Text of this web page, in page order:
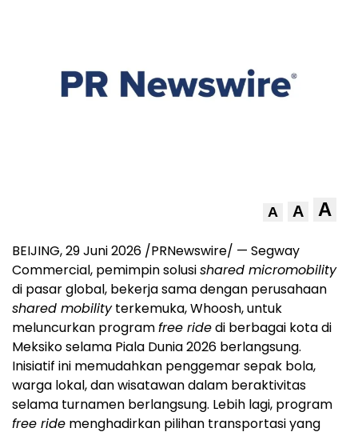
A A A
BEIJING,29 Juni 2026 /PRNewswire/ — Segway
Commercial, pemimpin solusishared micromobility
di pasar global, bekerja sama dengan perusahaan
shared mobilityterkemuka, Whoosh, untuk
meluncurkan programfree ridedi berbagai kota di
Meksiko selama Piala Dunia 2026 berlangsung.
Inisiatif ini memudahkan penggemar sepak bola,
warga lokal, dan wisatawan dalam beraktivitas
selama turnamen berlangsung. Lebih lagi, program
free ride menghadirkan pilihan transportasi yang